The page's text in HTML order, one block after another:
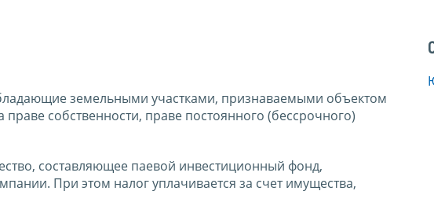
земельными участками, признаваемыми объектом
праве собственности, праве постоянного (бессрочного)
составляющее паевой инвестиционный фонд,
При этом налог уплачивается за счет имущества,